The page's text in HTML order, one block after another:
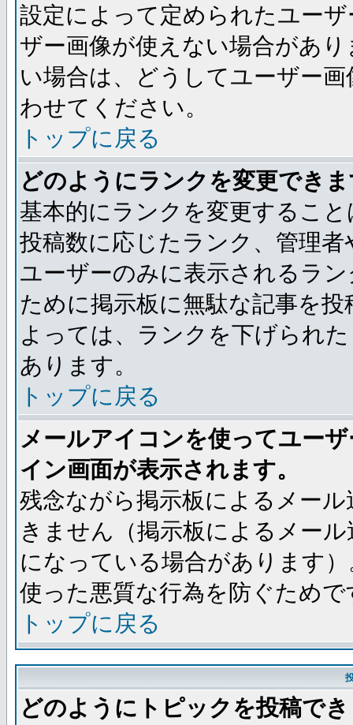
設定によって定められたユー
ザー画像が使えない場合があ
い場合は、どうしてユーザー
わせてください。
トップに戻る
どのようにランクを変更でき
基本的にランクを変更するこ
投稿数に応じたランク、管理
ユーザーのみに表示されるラ
ために掲示板に無駄な記事を
よっては、ランクを下げられ
あります。
トップに戻る
メールアイコンを使ってユー
イン画面が表示されます。
残念ながら掲示板によるメー
きません（掲示板によるメー
になっている場合があります
使った悪質な行為を防ぐためで
トップに戻る
どのようにトピックを投稿で